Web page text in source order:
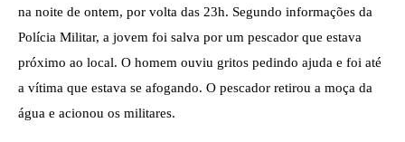
na noite de ontem, por volta das 23h. Segundo informações da
Polícia Militar, a jovem foi salva por um pescador que estava
próximo ao local. O homem ouviu gritos pedindo ajuda e foi até
a vítima que estava se afogando. O pescador retirou a moça da
água e acionou os militares.